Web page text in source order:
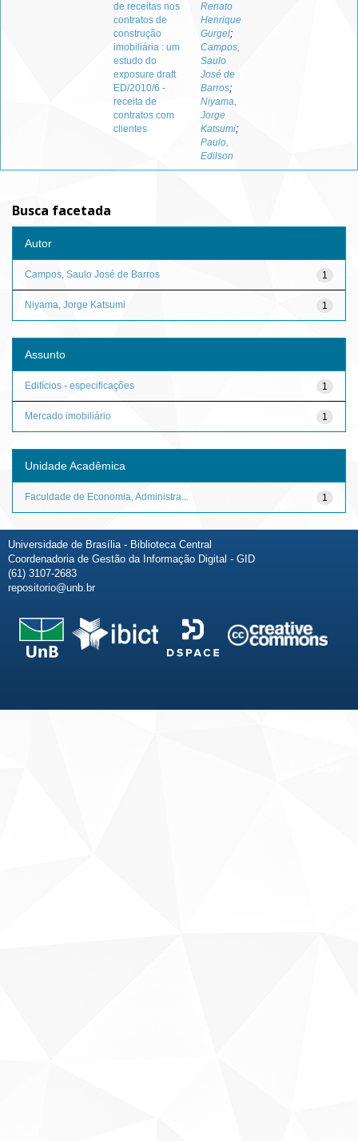
de receitas nos
contratos de
construção
imobiliária : um
estudo do
exposure draft
ED/2010/6 -
receita de
contratos com
clientes
Renato
Henrique
Gurgel;
Campos,
Saulo
José de
Barros;
Niyama,
Jorge
Katsumi;
Paulo,
Edilson
Busca facetada
Autor
1
Campos, Saulo José de Barros
1
Niyama, Jorge Katsumi
Assunto
1
Edifícios - especificações
1
Mercado imobiliário
Unidade Acadêmica
1
Faculdade de Economia, Administra...
Universidade de Brasília - Biblioteca Central
Coordenadoria de Gestão da Informação Digital - GID
(61) 3107-2683
repositorio@unb.br